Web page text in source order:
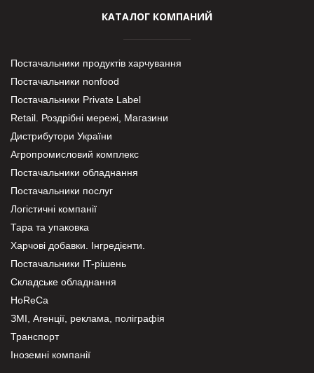
КАТАЛОГ КОМПАНИЙ
Постачальники продуктів харчування
Постачальники nonfood
Постачальники Private Label
Retail. Роздрібні мережі, Магазини
Дистрибутори України
Агропромисловий комплекс
Постачальники обладнання
Постачальники послуг
Логістичні компанії
Тара та упаковка
Харчові добавки. Інгредієнти.
Постачальники IT-рішень
Складське обладнання
HoReCa
ЗМІ, Агенції, реклама, поліграфія
Транспорт
Іноземні компанії